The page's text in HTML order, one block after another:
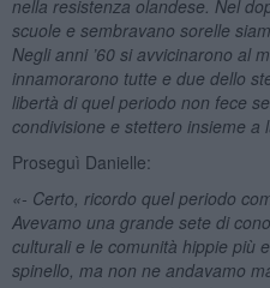
nella resistenza olandese. Nel
scuole e sembravano sorelle
Negli anni ’60 si avvicinarono al
innamorarono tutte e due dello
libertà di quel periodo non fece
condivisione e stettero insieme a
Proseguì Danielle:
«- Certo, ricordo quel periodo
Avevamo una grande sete di
culturali e le comunità hippie più
spinello, ma non ne andavamo